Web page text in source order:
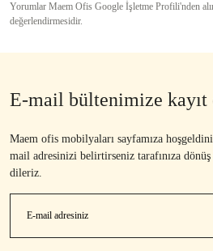
Yorumlar Maem Ofis Google İşletme Profili'nden
değerlendirmesidir.
E-mail bültenimize kayıt
Maem ofis mobilyaları sayfamıza
mail adresinizi belirtirseniz tarafınıza
dileriz.